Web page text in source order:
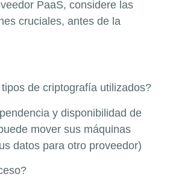
PaaS, considere las
cruciales, antes de la
de criptografía utilizados?
y disponibilidad de
mover sus máquinas
datos para otro proveedor)